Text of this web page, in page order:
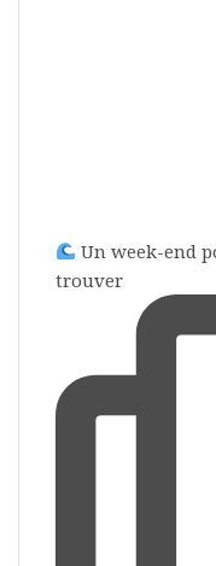
Un week-end
trouver